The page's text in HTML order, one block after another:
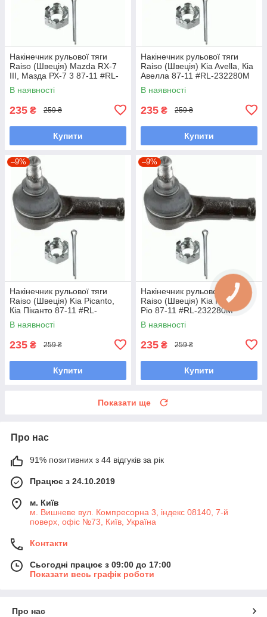
Накінечник рульової тяги
Raiso (Швеція) Mazda RX-7
III, Мазда РХ-7 3 87-11 #RL-
232280M UAWSCEN7
В наявності
235 ₴ 259 ₴
Купити
Накінечник рульової тяги
Raiso (Швеція) Kia Avella, Кіа
Авелла 87-11 #RL-232280M
UALPSKZ7
В наявності
235 ₴ 259 ₴
Купити
–9%
Накінечник рульової тяги
Raiso (Швеція) Kia Picanto,
Кіа Піканто 87-11 #RL-
232280M UAYINBP7
В наявності
235 ₴ 259 ₴
Купити
–9%
Накінечник рульової тяги
Raiso (Швеція) Kia Rio, Кіа
Ріо 87-11 #RL-232280M
UAYINBP7
В наявності
235 ₴ 259 ₴
Купити
Показати ще
Про нас
91% позитивних з 44 відгуків за рік
Працює з 24.10.2019
м. Київ
м. Вишневе вул. Компресорна 3, індекс 08140, 7-й
поверх, офіс №73, Київ, Україна
Контакти
Сьогодні працює з 09:00 до 17:00
Показати весь графік роботи
Про нас